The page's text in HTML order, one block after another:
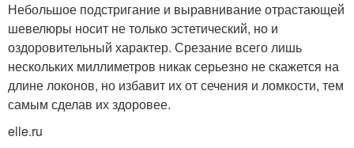
Небольшое подстригание и выравнивание отрастающей
шевелюры носит не только эстетический, но и
оздоровительный характер. Срезание всего лишь
нескольких миллиметров никак серьезно не скажется на
длине локонов, но избавит их от сечения и ломкости, тем
самым сделав их здоровее.
elle.ru